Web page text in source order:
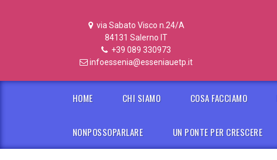
via Sabato Visco n.24/A
84131 Salerno IT
+39 089 330973
infoessenia@esseniauetp.it
HOME CHI SIAMO COSA FACCIAMO
NONPOSSOPARLARE UN PONTE PER CRESCERE